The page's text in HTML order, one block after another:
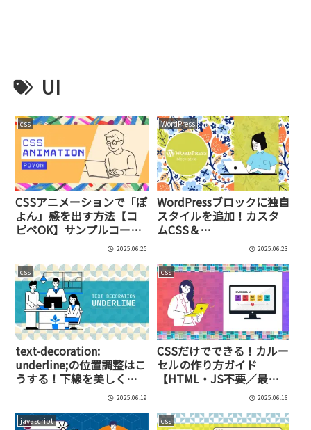
UI
css
CSSアニメーションで「ぽ
よん」感を出す方法【コ
ピペOK】サンプルコー
ド・パフォーマンス最適
2025.06.25
WordPress
WordPressブロックに独自
スタイルを追加！カスタ
ムCSS＆
register_block_style徹底
2025.06.23
css
text-decoration:
underline;の位置調整はこ
うする！下線を美しく整
えるCSSテクニックまとめ
2025.06.19
css
CSSだけでできる！カルー
セルの作り方ガイド
【HTML・JS不要／最新
2025.06.16
javascript css